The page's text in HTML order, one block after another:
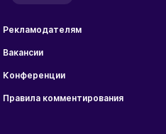
Рекламодателям
Вакансии
Конференции
Правила комментирования